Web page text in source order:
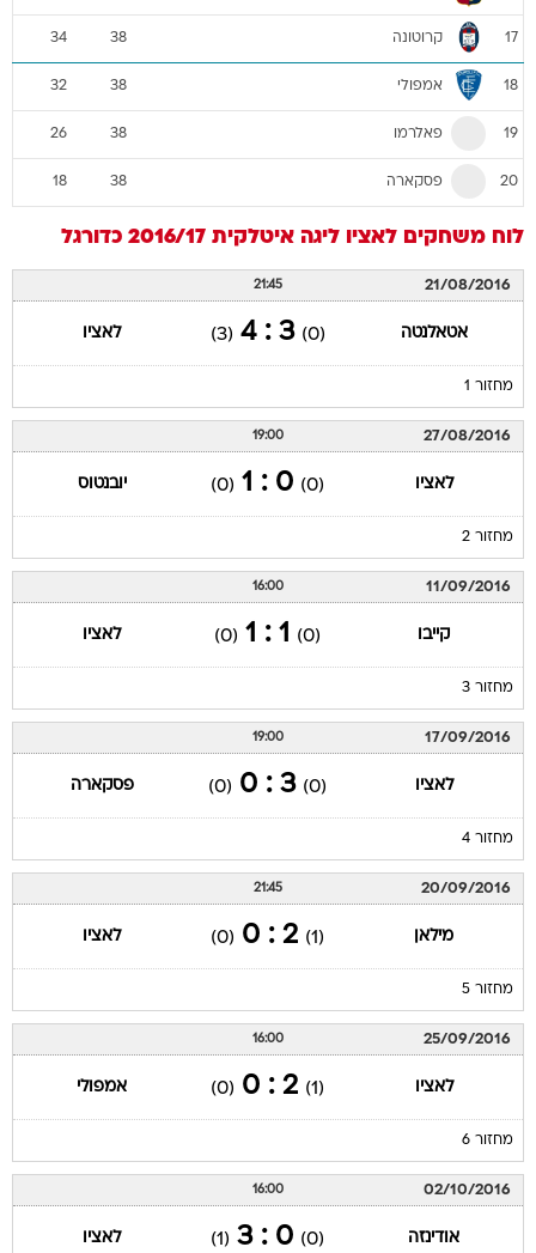
17 קרוטונה 38
34
18 אמפולי 38
32
19 פאלרמו 38
26
20 פסקארה 38
18
לוח משחקים לאציו ליגה איטלקית 2016/17 כדורגל
21/08/2016
21:45
אטאלנטה (0)
3 : 4
(3) לאציו
מחזור 1
27/08/2016
19:00
לאציו (0)
0 : 1
(0) יובנטוס
מחזור 2
11/09/2016
16:00
קייבו (0)
1 : 1
(0) לאציו
מחזור 3
17/09/2016
19:00
לאציו (0)
3 : 0
(0) פסקארה
מחזור 4
20/09/2016
21:45
מילאן (1)
2 : 0
(0) לאציו
מחזור 5
25/09/2016
16:00
לאציו (1)
2 : 0
(0) אמפולי
מחזור 6
02/10/2016
16:00
אודינזה (0)
0 : 3
(1) לאציו